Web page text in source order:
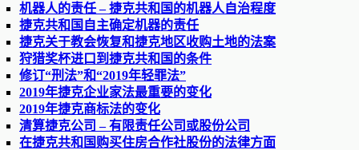
机器人的责任 – 捷克共和国的机器人自治程度
捷克共和国自主确定机器的责任
捷克关于教会恢复和捷克地区收购土地的法案
狩猎奖杯进口到捷克共和国的条件
修订“刑法”和“2019年轻罪法”
2019年捷克企业家法最重要的变化
2019年捷克商标法的变化
清算捷克公司 – 有限责任公司或股份公司
在捷克共和国购买住房合作社股份的法律方面